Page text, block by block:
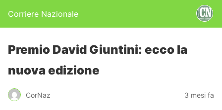
Corriere Nazionale
Premio David Giuntini: ecco la
nuova edizione
CorNaz 3 mesi fa